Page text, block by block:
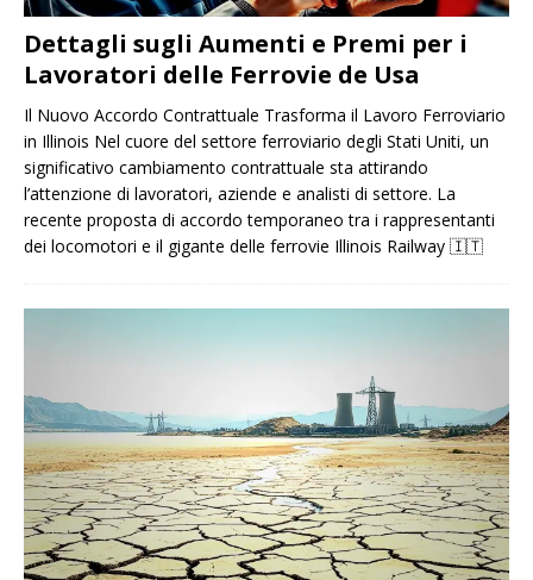
Dettagli sugli Aumenti e Premi per i
Lavoratori delle Ferrovie de Usa
Il Nuovo Accordo Contrattuale Trasforma il Lavoro Ferroviario
in Illinois Nel cuore del settore ferroviario degli Stati Uniti, un
significativo cambiamento contrattuale sta attirando
l’attenzione di lavoratori, aziende e analisti di settore. La
recente proposta di accordo temporaneo tra i rappresentanti
dei locomotori e il gigante delle ferrovie Illinois Railway 🇮🇹